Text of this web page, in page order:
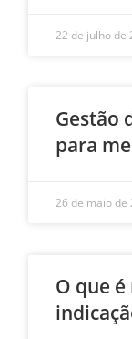
22 de julho de
Gestão
para
26 de maio de
O que